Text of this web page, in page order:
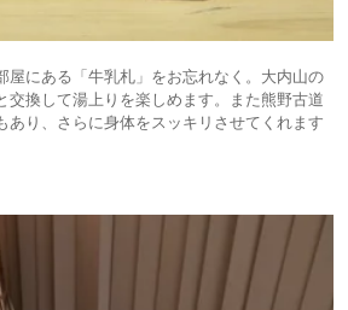
屋にある「牛乳札」をお忘れなく。大内山の
交換して湯上りを楽しめます。また熊野古道
あり、さらに身体をスッキリさせてくれます